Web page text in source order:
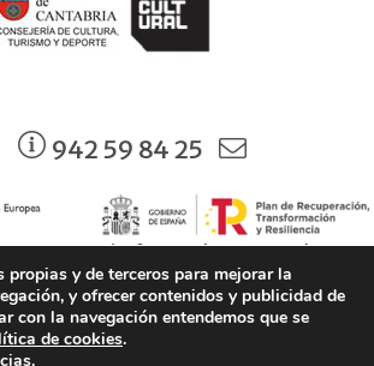
942 59 84 25
- torre.infantado@srecd.es
Turismo y Deporte. Gobierno de Cantabria |
propias y de terceros para mejorar la
y ofrecer contenidos y publicidad de
con la navegación entendemos que se
de cookies.
.